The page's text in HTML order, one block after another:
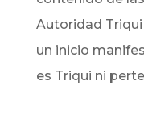
Autoridad
un inicio
es Triqui ni